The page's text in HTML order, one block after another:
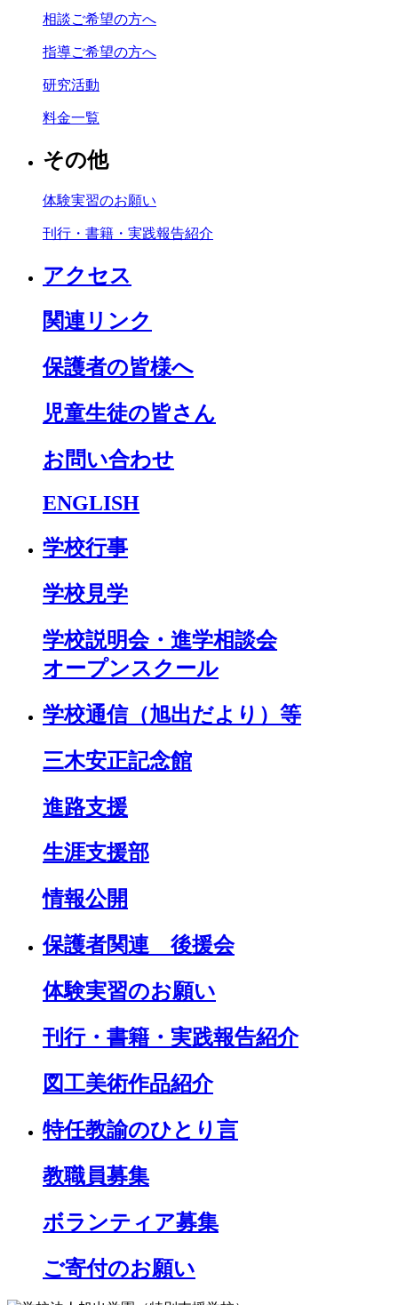
相談ご希望の方へ
指導ご希望の方へ
研究活動
料金一覧
その他
体験実習のお願い
刊行・書籍・実践報告紹介
アクセス
関連リンク
保護者の皆様へ
児童生徒の皆さん
お問い合わせ
ENGLISH
学校行事
学校見学
学校説明会・進学相談会
オープンスクール
学校通信（旭出だより）等
三木安正記念館
進路支援
生涯支援部
情報公開
保護者関連 後援会
体験実習のお願い
刊行・書籍・実践報告紹介
図工美術作品紹介
特任教諭のひとり言
教職員募集
ボランティア募集
ご寄付のお願い